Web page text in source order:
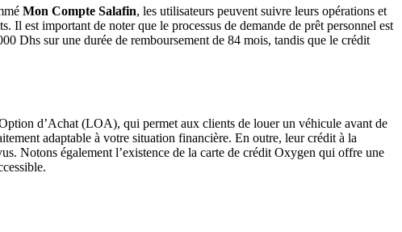
Mon Compte Salafin, les utilisateurs peuvent suivre leurs opérations et
Il est important de noter que le processus de demande de prêt personnel est
Dhs sur une durée de remboursement de 84 mois, tandis que le crédit
d’Achat (LOA), qui permet aux clients de louer un véhicule avant de
adaptable à votre situation financière. En outre, leur crédit à la
Notons également l’existence de la carte de crédit Oxygen qui offre une